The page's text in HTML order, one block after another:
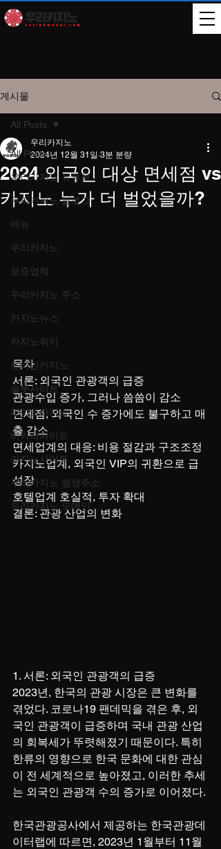
게시물
All Posts
우리카지노 유튜브
우리카지노 블로그
메뉴
우리카지노
보증업체
우리카지노 주소
카지노뉴스
카지노위키
온라인카지노
슬롯사이트
라이브카지노
바카라사이트
카지노사이트
우리카지노 평생주소
우리카지노 도메인
All Posts
2024 외국인 대상 면세점 vs
카지노 누가 더 벌었을까?
우리카지노
2024년 12월 31일 3분 분량
목차
서론: 외국인 관광객의 급증
관광수입 증가, 그러나 씀씀이 감소
면세점, 외국인 수 증가에도 불구하고 매
출 감소
면세업계의 대응: 비용 절감과 구조조정
카지노업계, 외국인 VIP의 귀환으로 급
성장
호텔업계 호실적, 투자 확대
결론: 관광 산업의 변화
1. 서론: 외국인 관광객의 급증
2023년, 한국의 관광 시장은 큰 변화를
겪었다. 코로나19 팬데믹을 겪은 후, 외
국인 관광객이 급증하며 국내 관광 산업
의 회복세가 뚜렷해졌기 때문이다. 특히
한류의 영향으로 한국 문화에 대한 관심
이 전 세계적으로 높아졌고, 이러한 추세
는 외국인 관광객 수의 증가로 이어졌다.
한국관광공사에서 제공하는 한국관광데
이터랩에 따르면, 2023년 1월부터 11월